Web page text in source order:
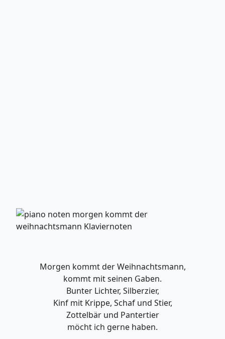
Morgen kommt der Weihnachtsmann,
kommt mit seinen Gaben.
Bunter Lichter, Silberzier,
Kinf mit Krippe, Schaf und Stier,
Zottelbär und Pantertier
möcht ich gerne haben.